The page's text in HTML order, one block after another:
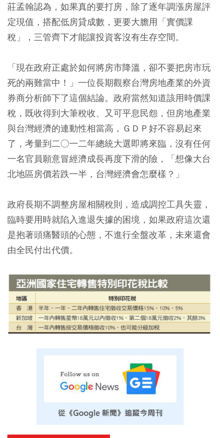
莊孟翰認為，如果真的要打房，除了逐年調漲房屋評
定現值，搭配低房貸成數，更要大膽用「實價課
稅」，三管齊下才能讓投資客沒有生存空間。
「現在政府正處於如何將房市降溫，卻不要把房市玩
死的兩難當中！」一位長期觀察台灣房地產業的外資
券商分析師下了這個結論。政府當然知道該用時價課
稅，既收得到大筆稅收、又可平息民怨，但房地產業
與台灣經濟的連動性相當高，ＧＤＰ好不容易起來
了，考量到二○一二年總統大選即將來臨，沒有任何
一名官員願意冒經濟成長再度下滑的險，「想像大台
北地區房價若跌一半，台灣經濟會怎麼樣？」
政府長期不調整房屋相關稅則，造成調控工具失靈，
臨時要用時就陷入進退失據的困境，如果政府這次還
是抱著頭痛醫頭的心態，不進行全盤改革，未來還會
由全民付出代價。